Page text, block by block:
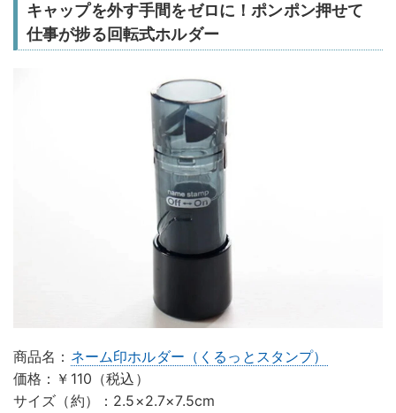
キャップを外す手間をゼロに！ポンポン押せて
仕事が捗る回転式ホルダー
商品名： ネーム印ホルダー（くるっとスタンプ）
価格：￥110（税込）
サイズ（約）：2.5×2.7×7.5cm